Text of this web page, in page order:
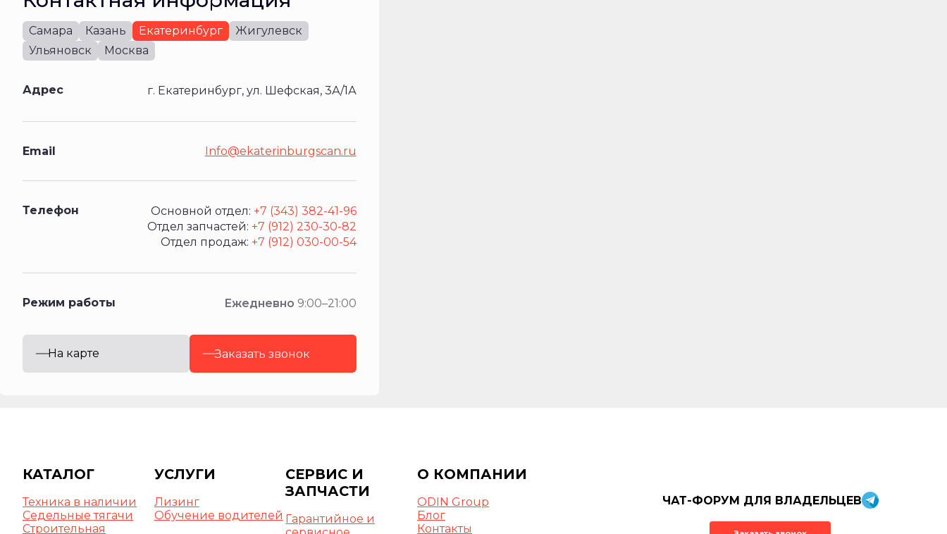
Самара Казань Екатеринбург
Жигулевск
Ульяновск
Москва
Адрес г. Екатеринбург, ул. Шефская, 3А/1А
Email Info@ekaterinburgscan.ru
Телефон Основной отдел: +7 (343) 382-41-96
Отдел запчастей: +7 (912) 230-30-82
Отдел продаж: +7 (912) 030-00-54
Режим работы Ежедневно 9:00–21:00
На карте Заказать звонок
КАТАЛОГ
Техника в наличии
Седельные тягачи
Строительная
УСЛУГИ
Лизинг
Обучение водителей
СЕРВИС И
ЗАПЧАСТИ
Гарантийное и
О КОМПАНИИ
ODIN Group
Блог
Контакты
ЧАТ-ФОРУМ ДЛЯ ВЛАДЕЛЬЦЕВ